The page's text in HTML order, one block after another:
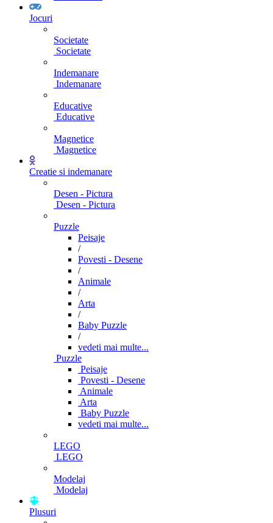
Jocuri
Societate
Societate
Indemanare
Indemanare
Educative
Educative
Magnetice
Magnetice
Creatie si indemanare
Desen - Pictura
Desen - Pictura
Puzzle
Peisaje
/
Povesti - Desene
/
Animale
/
Arta
/
Baby Puzzle
/
vedeti mai multe...
Puzzle
Peisaje
Povesti - Desene
Animale
Arta
Baby Puzzle
vedeti mai multe...
LEGO
LEGO
Modelaj
Modelaj
Plusuri